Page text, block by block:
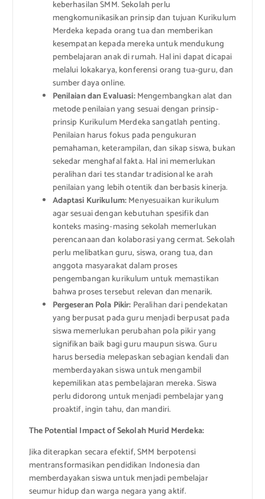
keberhasilan SMM. Sekolah perlu
mengkomunikasikan prinsip dan tujuan Kurikulum
Merdeka kepada orang tua dan memberikan
kesempatan kepada mereka untuk mendukung
pembelajaran anak di rumah. Hal ini dapat dicapai
melalui lokakarya, konferensi orang tua-guru, dan
sumber daya online.
Penilaian dan Evaluasi:Mengembangkan alat dan
metode penilaian yang sesuai dengan prinsip-
prinsip Kurikulum Merdeka sangatlah penting.
Penilaian harus fokus pada pengukuran
pemahaman, keterampilan, dan sikap siswa, bukan
sekedar menghafal fakta. Hal ini memerlukan
peralihan dari tes standar tradisional ke arah
penilaian yang lebih otentik dan berbasis kinerja.
Adaptasi Kurikulum:Menyesuaikan kurikulum
agar sesuai dengan kebutuhan spesifik dan
konteks masing-masing sekolah memerlukan
perencanaan dan kolaborasi yang cermat. Sekolah
perlu melibatkan guru, siswa, orang tua, dan
anggota masyarakat dalam proses
pengembangan kurikulum untuk memastikan
bahwa proses tersebut relevan dan menarik.
Pergeseran Pola Pikir: Peralihan dari pendekatan
yang berpusat pada guru menjadi berpusat pada
siswa memerlukan perubahan pola pikir yang
signifikan baik bagi guru maupun siswa. Guru
harus bersedia melepaskan sebagian kendali dan
memberdayakan siswa untuk mengambil
kepemilikan atas pembelajaran mereka. Siswa
perlu didorong untuk menjadi pembelajar yang
proaktif, ingin tahu, dan mandiri.
The Potential Impact of Sekolah Murid Merdeka:
Jika diterapkan secara efektif, SMM berpotensi
mentransformasikan pendidikan Indonesia dan
memberdayakan siswa untuk menjadi pembelajar
seumur hidup dan warga negara yang aktif.